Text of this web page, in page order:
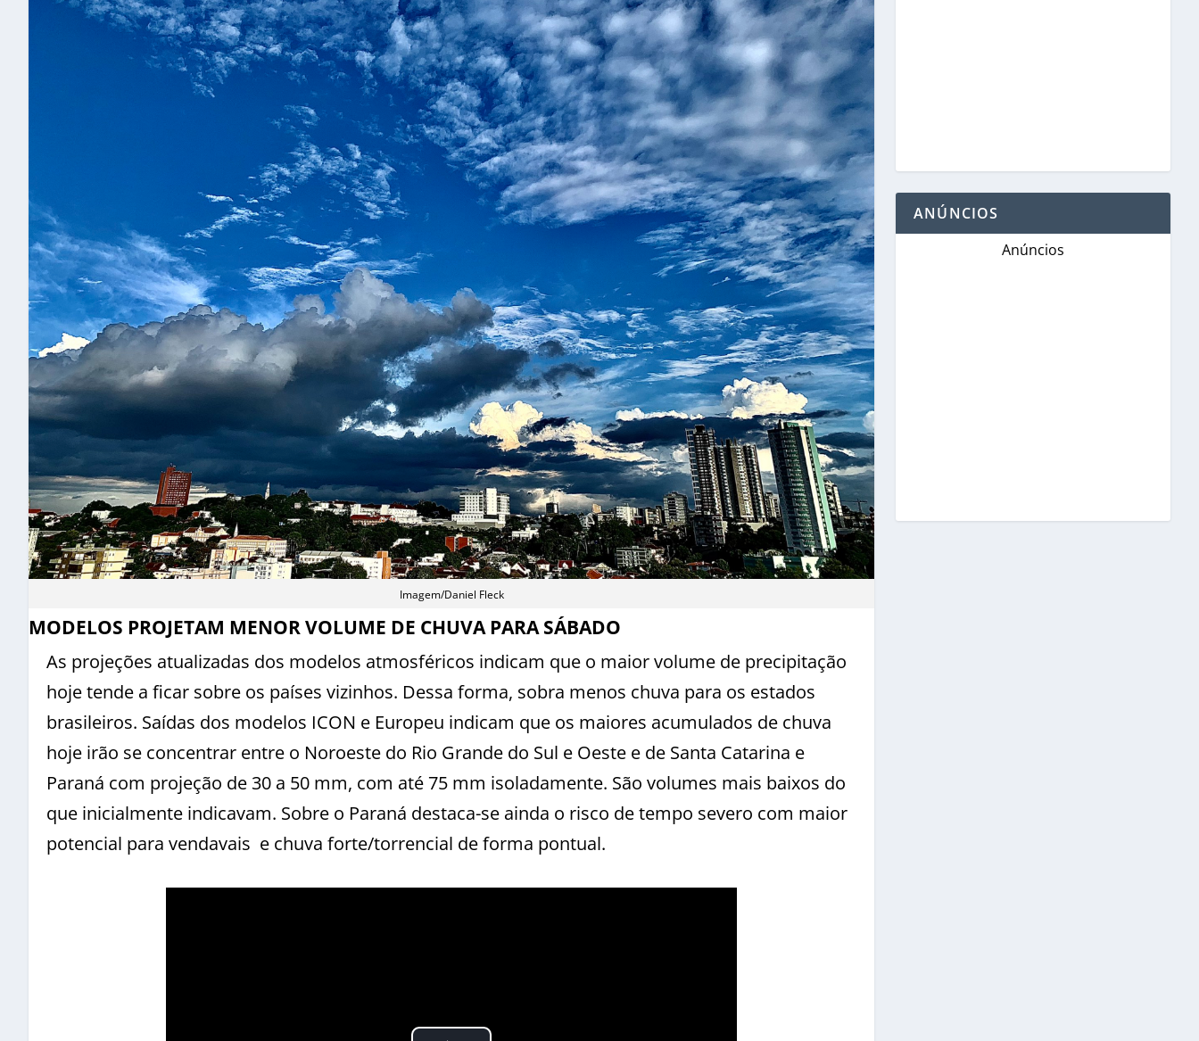
Imagem/Daniel Fleck
MODELOS PROJETAM MENOR VOLUME DE CHUVA PARA SÁBADO
As projeções atualizadas dos modelos atmosféricos indicam que o maior volume de precipitação
hoje tende a ficar sobre os países vizinhos. Dessa forma, sobra menos chuva para os estados
brasileiros. Saídas dos modelos ICON e Europeu indicam que os maiores acumulados de chuva
hoje irão se concentrar entre o Noroeste do Rio Grande do Sul e Oeste e de Santa Catarina e
Paraná com projeção de 30 a 50 mm, com até 75 mm isoladamente. São volumes mais baixos do
que inicialmente indicavam. Sobre o Paraná destaca-se ainda o risco de tempo severo com maior
potencial para vendavais e chuva forte/torrencial de forma pontual.
ANÚNCIOS
Anúncios